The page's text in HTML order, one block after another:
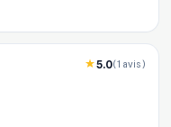
5.0(1 avis)